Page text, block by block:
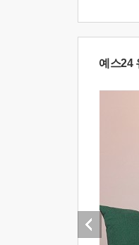
예스24